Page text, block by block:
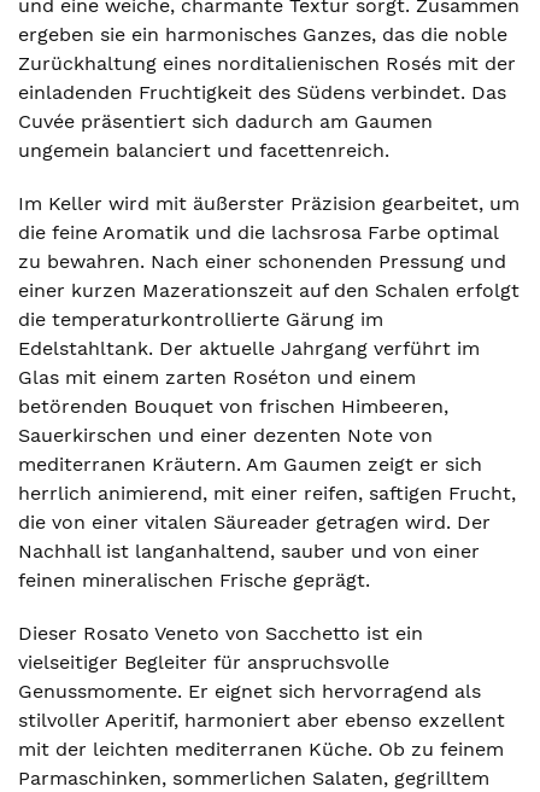
und eine weiche, charmante Textur sorgt. Zusammen
ergeben sie ein harmonisches Ganzes, das die noble
Zurückhaltung eines norditalienischen Rosés mit der
einladenden Fruchtigkeit des Südens verbindet. Das
Cuvée präsentiert sich dadurch am Gaumen
ungemein balanciert und facettenreich.
Im Keller wird mit äußerster Präzision gearbeitet, um
die feine Aromatik und die lachsrosa Farbe optimal
zu bewahren. Nach einer schonenden Pressung und
einer kurzen Mazerationszeit auf den Schalen erfolgt
die temperaturkontrollierte Gärung im
Edelstahltank. Der aktuelle Jahrgang verführt im
Glas mit einem zarten Roséton und einem
betörenden Bouquet von frischen Himbeeren,
Sauerkirschen und einer dezenten Note von
mediterranen Kräutern. Am Gaumen zeigt er sich
herrlich animierend, mit einer reifen, saftigen Frucht,
die von einer vitalen Säureader getragen wird. Der
Nachhall ist langanhaltend, sauber und von einer
feinen mineralischen Frische geprägt.
Dieser Rosato Veneto von Sacchetto ist ein
vielseitiger Begleiter für anspruchsvolle
Genussmomente. Er eignet sich hervorragend als
stilvoller Aperitif, harmoniert aber ebenso exzellent
mit der leichten mediterranen Küche. Ob zu feinem
Parmaschinken, sommerlichen Salaten, gegrilltem